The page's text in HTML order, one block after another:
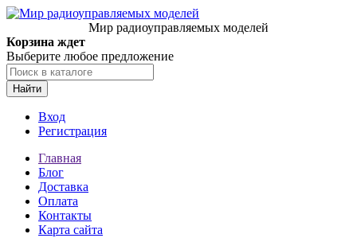
Мир радиоуправляемых моделей
Корзина ждет
Выберите любое предложение
Найти
Вход
Регистрация
Главная
Блог
Доставка
Оплата
Контакты
Карта сайта